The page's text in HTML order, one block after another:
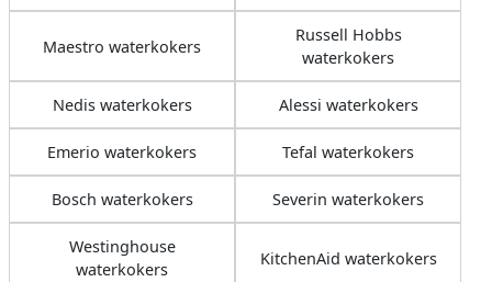
Maestro waterkokers
Russell Hobbs
waterkokers
Nedis waterkokers Alessi waterkokers
Emerio waterkokers Tefal waterkokers
Bosch waterkokers Severin waterkokers
Westinghouse
waterkokers
KitchenAid waterkokers